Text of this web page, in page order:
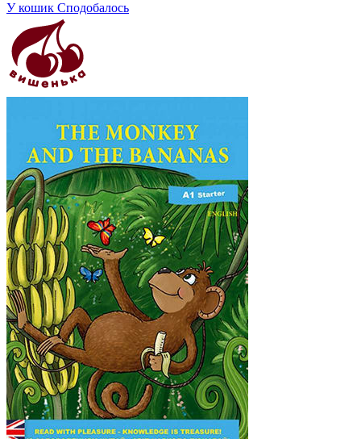
У кошик Сподобалось